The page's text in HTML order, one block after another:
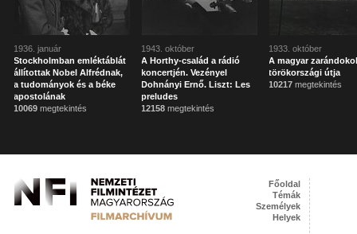
1936. január
Stockholmban emléktáblát
állítottak Nobel Alfrédnak,
a tudományok és a béke
apostolának
10069 megtekintés
1943. október
A Horthy-család a rádió
koncertjén. Vezényel
Dohnányi Ernő. Liszt: Les
preludes
12158 megtekintés
1933. október
A magyar
törökországi útja
10217 megtekintés
Főoldal
Témák
Személyek
Helyek